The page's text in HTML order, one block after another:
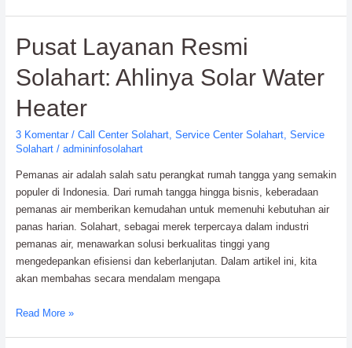
Terdekat:
&
Pusat Layanan Resmi
Solahart: Ahlinya Solar Water
Heater
3 Komentar / Call Center Solahart, Service Center Solahart, Service
Solahart/ admininfosolahart
Pemanas air adalah salah satu perangkat rumah tangga yang semakin
populer di Indonesia. Dari rumah tangga hingga bisnis, keberadaan
pemanas air memberikan kemudahan untuk memenuhi kebutuhan air
panas harian. Solahart, sebagai merek terpercaya dalam industri
pemanas air, menawarkan solusi berkualitas tinggi yang
mengedepankan efisiensi dan keberlanjutan. Dalam artikel ini, kita
akan membahas secara mendalam mengapa
Pusat
Read More »